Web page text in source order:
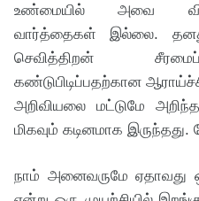
உண்மையில் அவை
வார்த்தைகள் இல்லை. தனது
செவித்திறன்
கண்டுபிடிப்பதற்கான
அறிவியலை மட்டுமே
மிகவும் கடினமாக
நாம் அனைவருமே ஏதாவது